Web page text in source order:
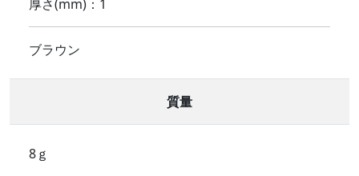
厚さ(mm)：1
ブラウン
質量
8ｇ